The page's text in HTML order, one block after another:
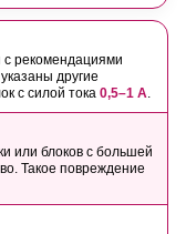
с рекомендациями
другие
с силой тока 0,5–1 А.
или блоков с большей
Такое повреждение